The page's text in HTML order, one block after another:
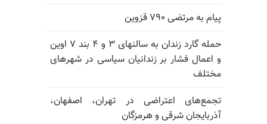
پیام به مرتضی ۷۹۰ قزوین
حمله گارد زندان به سالنهای ۳ و ۴ بند ۷ اوین
و اعمال فشار بر زندانیان سیاسی در شهرهای
مختلف
تجمع‌های اعتراضی در تهران، اصفهان،
آذربایجان شرقی و هرمزگان